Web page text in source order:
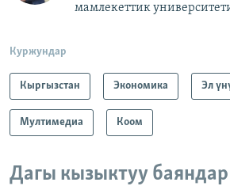
мамлекеттик
Куржундар
Кыргызстан Экономика Эл
Мултимедиа Коом
Дагы кызыктуу баяндар